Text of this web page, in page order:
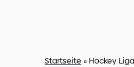
Startseite » Hockey